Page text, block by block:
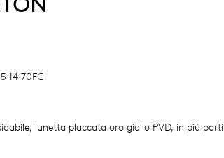
14 70FC
lunetta placcata oro giallo PVD, in più parti